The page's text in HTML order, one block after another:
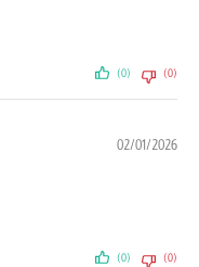
(0) (0)
02/01/2026
(0) (0)